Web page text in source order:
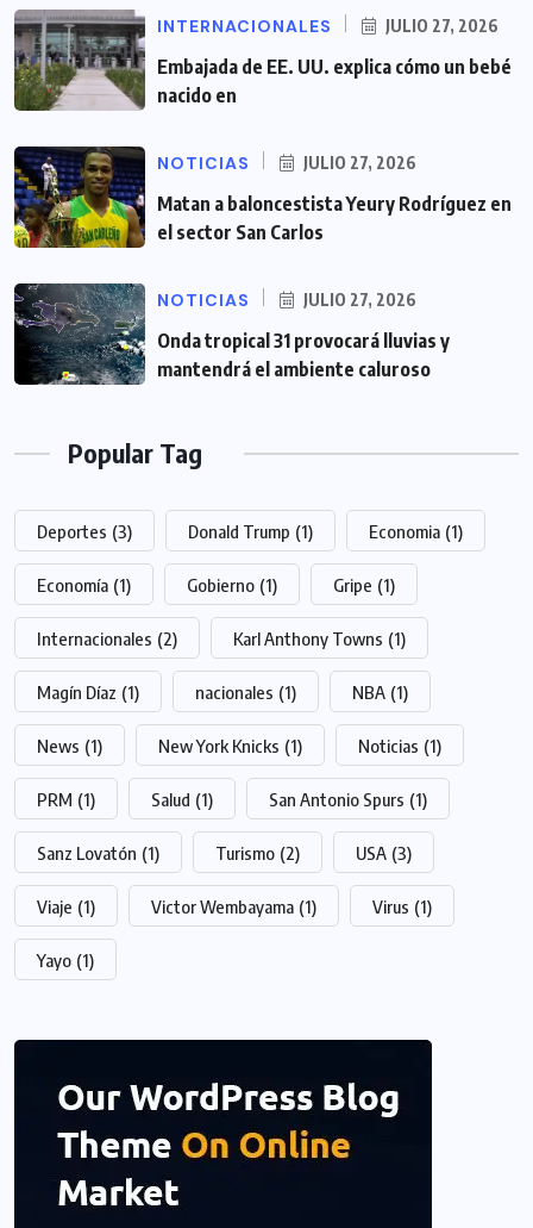
INTERNACIONALES JULIO 27, 2026
Embajada de EE. UU. explica cómo un bebé
nacido en
NOTICIAS JULIO 27, 2026
Matan a baloncestista Yeury Rodríguez en
el sector San Carlos
NOTICIAS JULIO 27, 2026
Onda tropical 31 provocará lluvias y
mantendrá el ambiente caluroso
Popular Tag
Deportes (3) Donald Trump (1) Economia (1)
Economía (1) Gobierno (1) Gripe (1)
Internacionales (2) Karl Anthony Towns (1)
Magín Díaz (1) nacionales (1) NBA (1)
News (1) New York Knicks (1) Noticias (1)
PRM (1) Salud (1) San Antonio Spurs (1)
Sanz Lovatón (1) Turismo (2) USA (3)
Viaje (1) Victor Wembayama (1) Virus (1)
Yayo (1)